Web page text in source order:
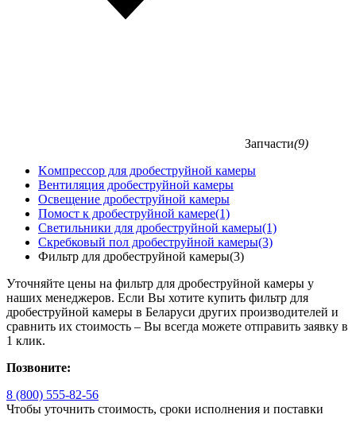
Запчасти(9)
Kомпрессор для дробеструйной камеры
Вентиляция дробеструйной камеры
Освещение дробеструйной камеры
Помост к дробеструйной камере(1)
Светильники для дробеструйной камеры(1)
Скребковый пол дробеструйной камеры(3)
Фильтр для дробеструйной камеры(3)
Уточняйте цены на фильтр для дробеструйной камеры у
наших менеджеров. Если Вы хотите купить фильтр для
дробеструйной камеры в Беларуси других производителей и
сравнить их стоимость – Вы всегда можете отправить заявку в
1 клик.
Позвоните:
8 (800) 555-82-56
Чтобы уточнить стоимость, сроки исполнения и поставки